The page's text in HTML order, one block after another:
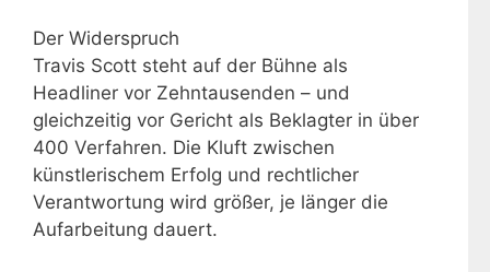
Der Widerspruch
Travis Scott steht auf der Bühne als
Headliner vor Zehntausenden – und
gleichzeitig vor Gericht als Beklagter in über
400 Verfahren. Die Kluft zwischen
künstlerischem Erfolg und rechtlicher
Verantwortung wird größer, je länger die
Aufarbeitung dauert.